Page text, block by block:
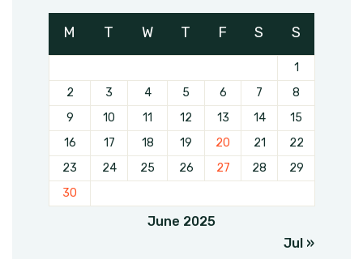
June 2025
M T W T F S S
1
2
3 4 5 6 7
8
9
10 11 12 13 14
15
16
17 18 19 20 21
22
23
24 25 26 27 28
29
30
Jul »